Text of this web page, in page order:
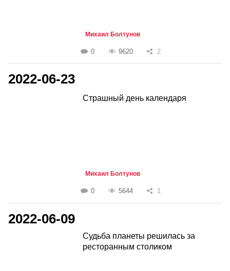
Михаил Болтунов
0 9620 2
2022-06-23
Страшный день календаря
Михаил Болтунов
0 5644 1
2022-06-09
Судьба планеты решилась за
ресторанным столиком